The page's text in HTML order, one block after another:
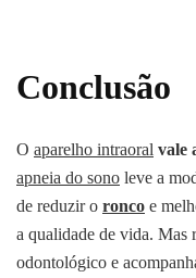
Conclusão
O aparelho intraoral vale
apneia do sono leve a
de reduzir o ronco e
a qualidade de vida. Mas
odontológico e